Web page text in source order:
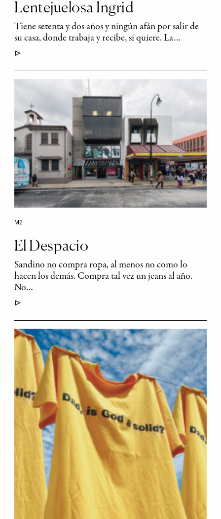
Lentejuelosa Ingrid
Tiene setenta y dos años y ningún afán por salir de
su casa, donde trabaja y recibe, si quiere. La…
▷
M2
El Despacio
Sandino no compra ropa, al menos no como lo
hacen los demás. Compra tal vez un jeans al año.
No…
▷